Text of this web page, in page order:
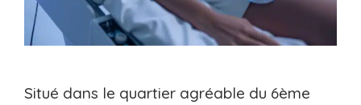
Situé dans le quartier agréable du 6ème